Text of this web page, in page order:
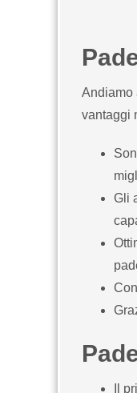
Andiamo
vantaggi
Gli
Il